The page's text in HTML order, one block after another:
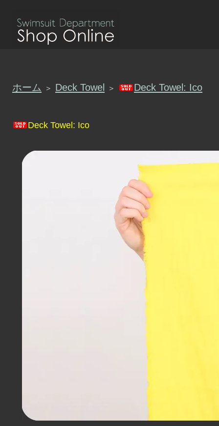
ホーム ＞ Deck Towel ＞ Deck Towel: Ico
Deck Towel: Ico